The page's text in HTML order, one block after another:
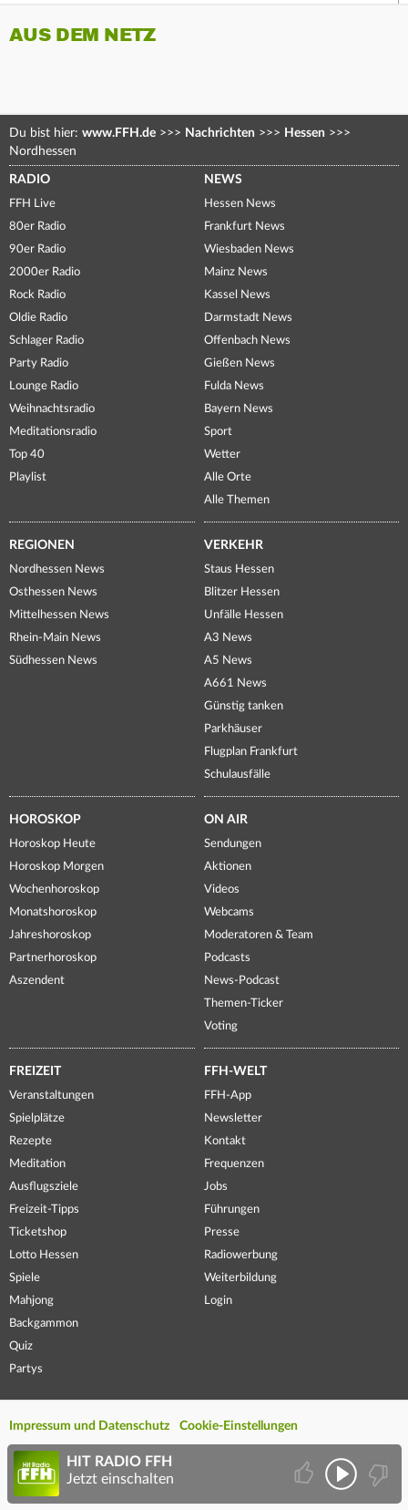
AUS DEM NETZ
Du bist hier: www.FFH.de >>> Nachrichten >>> Hessen >>>
Nordhessen
RADIO
FFH Live
80er Radio
90er Radio
2000er Radio
Rock Radio
Oldie Radio
Schlager Radio
Party Radio
Lounge Radio
Weihnachtsradio
Meditationsradio
Top 40
Playlist
NEWS
Hessen News
Frankfurt News
Wiesbaden News
Mainz News
Kassel News
Darmstadt News
Offenbach News
Gießen News
Fulda News
Bayern News
Sport
Wetter
Alle Orte
Alle Themen
REGIONEN
Nordhessen News
Osthessen News
Mittelhessen News
Rhein-Main News
Südhessen News
VERKEHR
Staus Hessen
Blitzer Hessen
Unfälle Hessen
A3 News
A5 News
A661 News
Günstig tanken
Parkhäuser
Flugplan Frankfurt
Schulausfälle
HOROSKOP
Horoskop Heute
Horoskop Morgen
Wochenhoroskop
Monatshoroskop
Jahreshoroskop
Partnerhoroskop
Aszendent
ON AIR
Sendungen
Aktionen
Videos
Webcams
Moderatoren & Team
Podcasts
News-Podcast
Themen-Ticker
Voting
FREIZEIT
Veranstaltungen
Spielplätze
Rezepte
Meditation
Ausflugsziele
Freizeit-Tipps
Ticketshop
Lotto Hessen
Spiele
Mahjong
Backgammon
Quiz
Partys
FFH-WELT
FFH-App
Newsletter
Kontakt
Frequenzen
Jobs
Führungen
Presse
Radiowerbung
Weiterbildung
Login
Impressum und Datenschutz Cookie-Einstellungen
HIT RADIO FFH
Jetzt einschalten